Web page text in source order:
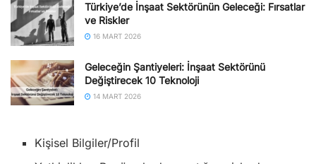
Türkiye’de İnşaat Sektörünün Geleceği: Fırsatlar
ve Riskler
16 MART 2026
Geleceğin Şantiyeleri: İnşaat Sektörünü
Değiştirecek 10 Teknoloji
14 MART 2026
Kişisel Bilgiler/Profil